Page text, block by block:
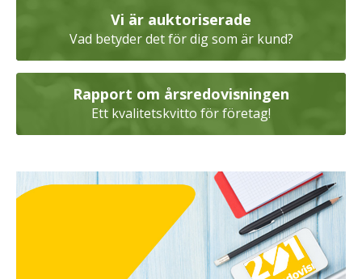
Vi är auktoriserade
Vad betyder det för dig som är kund?
Rapport om årsredovisningen
Ett kvalitetskvitto för företag!